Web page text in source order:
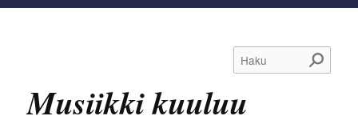
Haku
Musiikki kuuluu